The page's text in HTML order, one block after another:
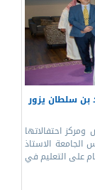
بن سلطان يزور
احتفالاتها
الاستاذ
على التعليم في